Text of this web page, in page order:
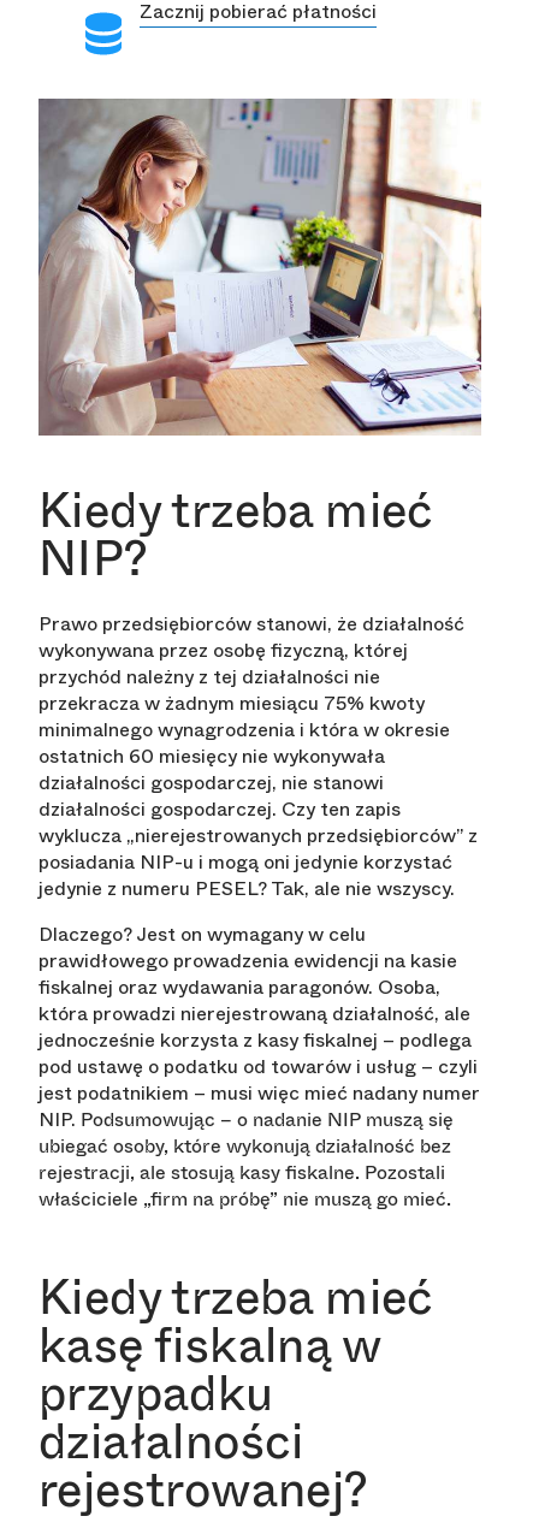
Zacznij pobierać płatności
Kiedy trzeba mieć
NIP?
Prawo przedsiębiorców stanowi, że działalność
wykonywana przez osobę fizyczną, której
przychód należny z tej działalności nie
przekracza w żadnym miesiącu 75% kwoty
minimalnego wynagrodzenia i która w okresie
ostatnich 60 miesięcy nie wykonywała
działalności gospodarczej, nie stanowi
działalności gospodarczej. Czy ten zapis
wyklucza „nierejestrowanych przedsiębiorców” z
posiadania NIP-u i mogą oni jedynie korzystać
jedynie z numeru PESEL? Tak, ale nie wszyscy.
Dlaczego? Jest on wymagany w celu
prawidłowego prowadzenia ewidencji na kasie
fiskalnej oraz wydawania paragonów. Osoba,
która prowadzi nierejestrowaną działalność, ale
jednocześnie korzysta z kasy fiskalnej – podlega
pod ustawę o podatku od towarów i usług – czyli
jest podatnikiem – musi więc mieć nadany numer
NIP. Podsumowując – o nadanie NIP muszą się
ubiegać osoby, które wykonują działalność bez
rejestracji, ale stosują kasy fiskalne. Pozostali
właściciele „firm na próbę” nie muszą go mieć.
Kiedy trzeba mieć
kasę fiskalną w
przypadku
działalności
rejestrowanej?